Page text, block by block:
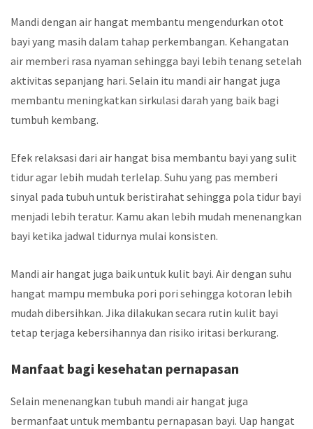
Mandi dengan air hangat membantu mengendurkan otot
bayi yang masih dalam tahap perkembangan. Kehangatan
air memberi rasa nyaman sehingga bayi lebih tenang setelah
aktivitas sepanjang hari. Selain itu mandi air hangat juga
membantu meningkatkan sirkulasi darah yang baik bagi
tumbuh kembang.
Efek relaksasi dari air hangat bisa membantu bayi yang sulit
tidur agar lebih mudah terlelap. Suhu yang pas memberi
sinyal pada tubuh untuk beristirahat sehingga pola tidur bayi
menjadi lebih teratur. Kamu akan lebih mudah menenangkan
bayi ketika jadwal tidurnya mulai konsisten.
Mandi air hangat juga baik untuk kulit bayi. Air dengan suhu
hangat mampu membuka pori pori sehingga kotoran lebih
mudah dibersihkan. Jika dilakukan secara rutin kulit bayi
tetap terjaga kebersihannya dan risiko iritasi berkurang.
Manfaat bagi kesehatan pernapasan
Selain menenangkan tubuh mandi air hangat juga
bermanfaat untuk membantu pernapasan bayi. Uap hangat